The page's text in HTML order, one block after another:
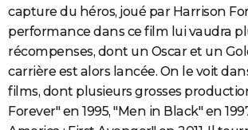
capture du héros, joué par Harrison
performance dans ce film lui vaudra
récompenses, dont un Oscar et un
carrière est alors lancée. On le voit
films, dont plusieurs grosses
Forever" en 1995, "Men in Black" en